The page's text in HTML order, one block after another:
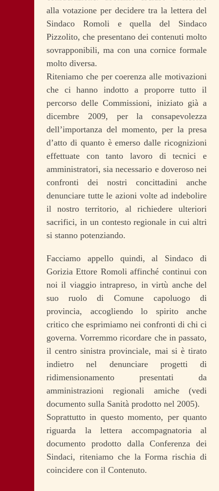
alla votazione per decidere tra la lettera del
Sindaco Romoli e quella del Sindaco
Pizzolito, che presentano dei contenuti molto
sovrapponibili, ma con una cornice formale
molto diversa.
Riteniamo che per coerenza alle motivazioni
che ci hanno indotto a proporre tutto il
percorso delle Commissioni, iniziato già a
dicembre 2009, per la consapevolezza
dell’importanza del momento, per la presa
d’atto di quanto è emerso dalle ricognizioni
effettuate con tanto lavoro di tecnici e
amministratori, sia necessario e doveroso nei
confronti dei nostri concittadini anche
denunciare tutte le azioni volte ad indebolire
il nostro territorio, al richiedere ulteriori
sacrifici, in un contesto regionale in cui altri
si stanno potenziando.
Facciamo appello quindi, al Sindaco di
Gorizia Ettore Romoli affinché continui con
noi il viaggio intrapreso, in virtù anche del
suo ruolo di Comune capoluogo di
provincia, accogliendo lo spirito anche
critico che esprimiamo nei confronti di chi ci
governa. Vorremmo ricordare che in passato,
il centro sinistra provinciale, mai si è tirato
indietro nel denunciare progetti di
ridimensionamento presentati da
amministrazioni regionali amiche (vedi
documento sulla Sanità prodotto nel 2005).
Soprattutto in questo momento, per quanto
riguarda la lettera accompagnatoria al
documento prodotto dalla Conferenza dei
Sindaci, riteniamo che la Forma rischia di
coincidere con il Contenuto.